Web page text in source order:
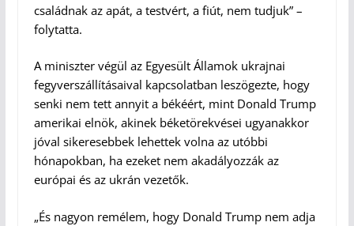
családnak az apát, a testvért, a fiút, nem tudjuk” –
folytatta.
A miniszter végül az Egyesült Államok ukrajnai
fegyverszállításaival kapcsolatban leszögezte, hogy
senki nem tett annyit a békéért, mint Donald Trump
amerikai elnök, akinek béketörekvései ugyanakkor
jóval sikeresebbek lehettek volna az utóbbi
hónapokban, ha ezeket nem akadályozzák az
európai és az ukrán vezetők.
„És nagyon remélem, hogy Donald Trump nem adja